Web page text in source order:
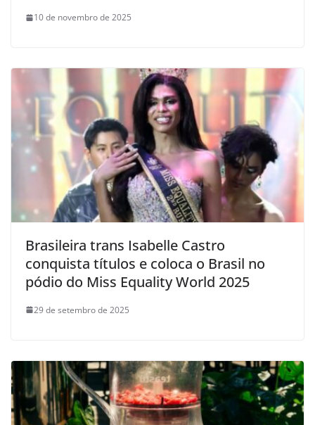
10 de novembro de 2025
Brasileira trans Isabelle Castro
conquista títulos e coloca o Brasil no
pódio do Miss Equality World 2025
29 de setembro de 2025